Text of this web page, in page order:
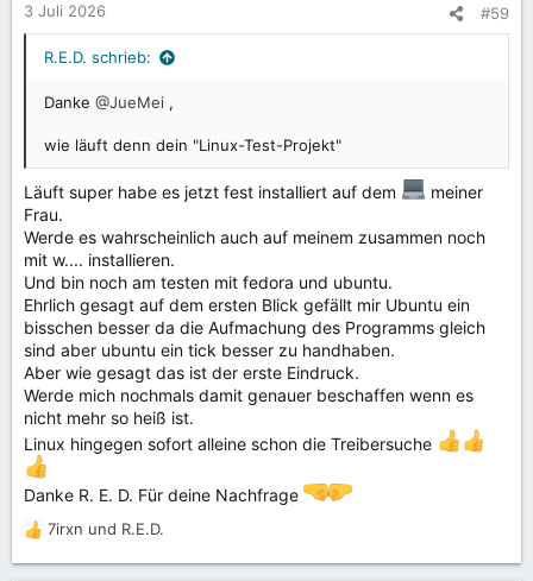
3 Juli 2026 #59
R.E.D. schrieb:
Danke @JueMei ,
wie läuft denn dein "Linux-Test-Projekt"
Läuft super habe es jetzt fest installiert auf dem
meiner
Frau.
Werde es wahrscheinlich auch auf meinem zusammen noch
mit w.... installieren.
Und bin noch am testen mit fedora und ubuntu.
Ehrlich gesagt auf dem ersten Blick gefällt mir Ubuntu ein
bisschen besser da die Aufmachung des Programms gleich
sind aber ubuntu ein tick besser zu handhaben.
Aber wie gesagt das ist der erste Eindruck.
Werde mich nochmals damit genauer beschaffen wenn es
nicht mehr so heiß ist.
Linux hingegen sofort alleine schon die Treibersuche
Danke R. E. D. Für deine Nachfrage
R
7irxn und R.E.D.